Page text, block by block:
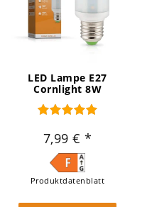
LED Lampe E27
Cornlight 8W
7,99 €
Produktdatenblatt